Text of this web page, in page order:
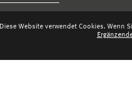
Diese Website verwendet Cookies. Wenn